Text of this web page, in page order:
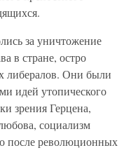
за уничтожение
в стране, остро
либералов. Они были
идей утопического
зрения Герцена,
социализм
после революционных